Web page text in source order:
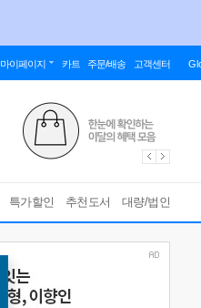
마이페이지 카트 주문/배송 고객센터
특가할인 추천도서 대량/법인